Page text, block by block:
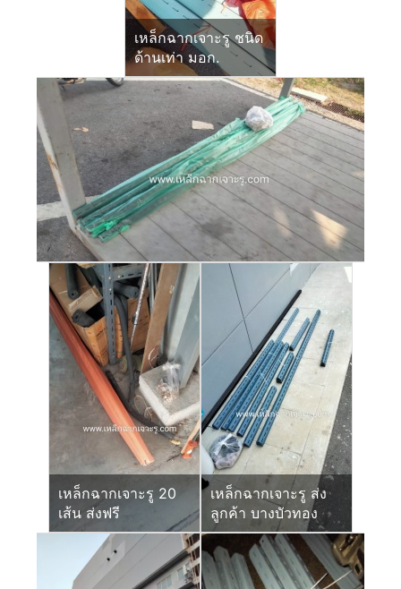
เหล็กฉากเจาะรู ชนิด
ด้านเท่า มอก.
เหล็กฉากเจาะรู 20
เส้น ส่งฟรี
เหล็กฉากเจาะรู ส่ง
ลูกค้า บางบัวทอง